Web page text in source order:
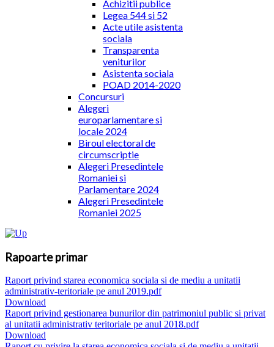
Achizitii publice
Legea 544 si 52
Acte utile asistenta
sociala
Transparenta
veniturilor
Asistenta sociala
POAD 2014-2020
Concursuri
Alegeri
europarlamentare si
locale 2024
Biroul electoral de
circumscriptie
Alegeri Presedintele
Romaniei si
Parlamentare 2024
Alegeri Presedintele
Romaniei 2025
Rapoarte primar
Raport privind starea economica sociala si de mediu a unitatii
administrativ-teritoriale pe anul 2019.pdf
Download
Raport privind gestionarea bunurilor din patrimoniul public si privat
al unitatii administrativ teritoriale pe anul 2018.pdf
Download